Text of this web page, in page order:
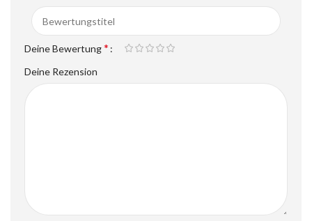
Deine Bewertung*
Deine Rezension